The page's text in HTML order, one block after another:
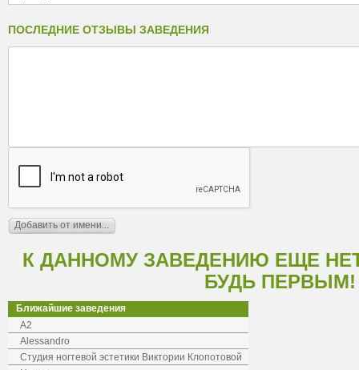
ПОСЛЕДНИЕ ОТЗЫВЫ ЗАВЕДЕНИЯ
К ДАННОМУ ЗАВЕДЕНИЮ ЕЩЕ
БУДЬ ПЕРВЫМ!
Ближайшие заведения
A2
Alessandro
Студия ногтевой эстетики Виктории Клопотовой